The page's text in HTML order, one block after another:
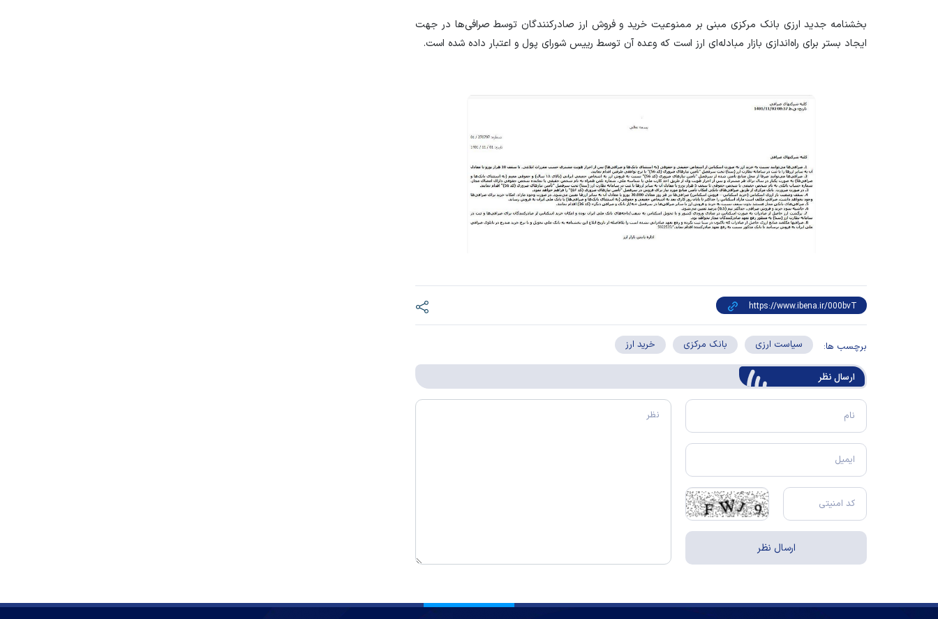
بخشنامه جدید ارزی بانک مرکزی مبنی بر ممنوعیت خرید و فروش ارز صادرکنندگان توسط صرافی‌ها در جهت
ایجاد بستر برای راه‌اندازی بازار مبادله‌ای ارز است که وعده آن توسط رییس شورای پول و اعتبار داده شده است.
برچسب ها: سیاست ارزی بانک مرکزی خرید ارز
ارسال‌ نظر